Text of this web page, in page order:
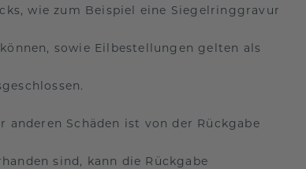
wie zum Beispiel eine Siegelringgravur
sowie Eilbestellungen gelten als
anderen Schäden ist von der Rückgabe
sind, kann die Rückgabe